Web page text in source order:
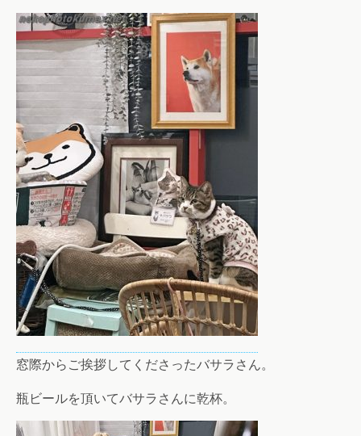
窓際からご挨拶してくださったバサラさん。
瓶ビールを頂いてバサラさんに乾杯。